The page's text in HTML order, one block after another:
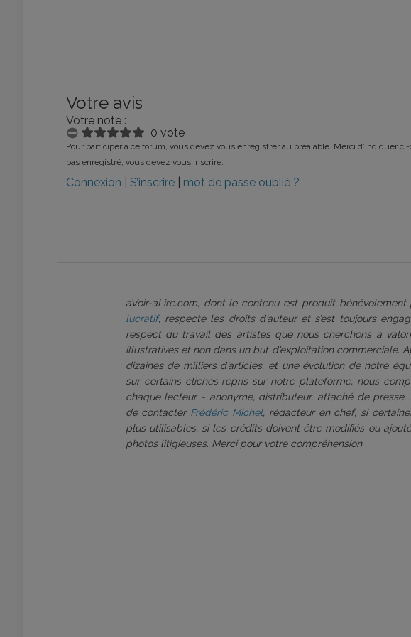
Votre avis
Votre note :
0 vote
Pour participer à ce forum, vous devez vous enregistrer au préalable. Merci d’indiquer
pas enregistré, vous devez vous inscrire.
Connexion S’inscrire mot de passe oublié ?
aVoir-aLire.com, dont le contenu est produit bénévolement
lucratif, respecte les droits d’auteur et s’est toujours
respect du travail des artistes que nous cherchons à
illustratives et non dans un but d’exploitation commerciale.
dizaines de milliers d’articles, et une évolution de notre
sur certains clichés repris sur notre plateforme, nous
chaque lecteur - anonyme, distributeur, attaché de
de contacter Frédéric Michel, rédacteur en chef, si
plus utilisables, si les crédits doivent être modifiés ou
photos litigieuses. Merci pour votre compréhension.